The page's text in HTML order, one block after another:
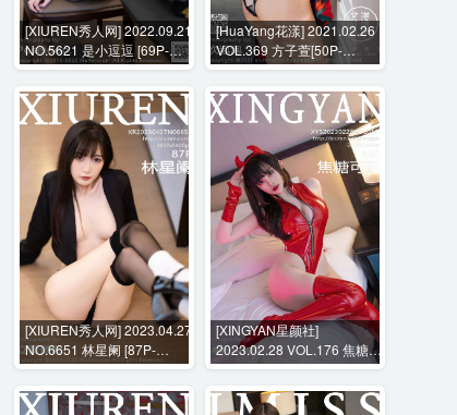
[XIUREN秀人网] 2022.09.21
NO.5621 是小逗逗 [69P-
527MB]
[HuaYang花漾] 2021.02.26
VOL.369 方子萱[50P-
560MB]
[XIUREN秀人网] 2023.04.27
NO.6651 林星阑 [87P-
666MB]
[XINGYAN星颜社]
2023.02.28 VOL.176 焦糖可
可 [45P-440MB]